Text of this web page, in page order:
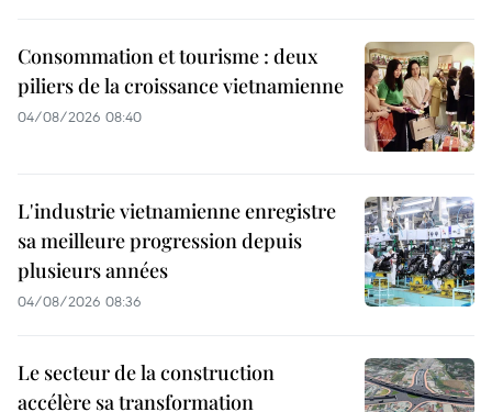
Consommation et tourisme : deux
piliers de la croissance vietnamienne
04/08/2026 08:40
L'industrie vietnamienne enregistre
sa meilleure progression depuis
plusieurs années
04/08/2026 08:36
Le secteur de la construction
accélère sa transformation